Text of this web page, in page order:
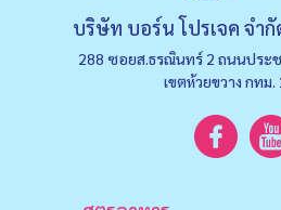
บริษัท บอร์น โปรเจค จำ
288 ซอยส.ธรณินทร์ 2 ถนนประ
เขตห้วยขวาง กทม.